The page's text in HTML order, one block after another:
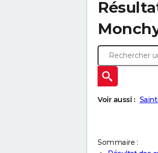
Voir aussi :
Sommaire :